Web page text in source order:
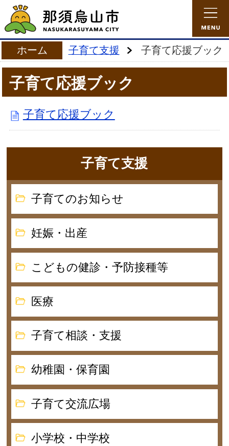
ホーム 子育て支援 子育て応援ブック
子育て応援ブック
子育て応援ブック
子育て支援
子育てのお知らせ
妊娠・出産
こどもの健診・予防接種等
医療
子育て相談・支援
幼稚園・保育園
子育て交流広場
小学校・中学校